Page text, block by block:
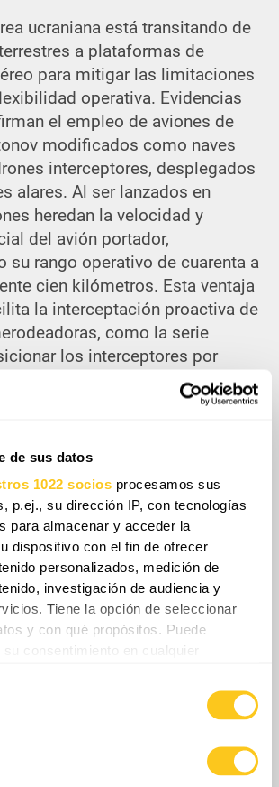
de sus datos
1022 socios procesamos sus
p.ej., su dirección IP, con tecnologías
para almacenar y acceder la
dispositivo con el fin de ofrecer
personalizados, medición de
investigación de audiencia y
Tiene la opción de seleccionar
y con qué propósitos. Puede
su consentimiento en cualquier
información sobre su ubicación
puede tener una precisión de varios
ucraniana está transitando de
a plataformas de
para mitigar las limitaciones
operativa. Evidencias
el empleo de aviones de
modificados como naves
interceptores, desplegados
alares. Al ser lanzados en
heredan la velocidad y
del avión portador,
su rango operativo de cuarenta a
cien kilómetros. Esta ventaja
la interceptación proactiva de
como la serie
los interceptores por
corredores de vuelo previstos. El
arquitecturas de control
drones hacia sus objetivos.
de despliegue aéreo
los recursos y erosiona la
tácticas de saturación masiva.